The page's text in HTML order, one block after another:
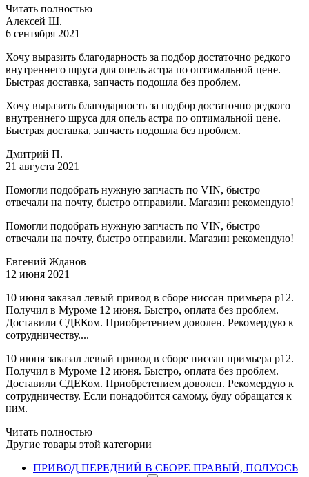
Читать полностью
Алексей Ш.
6 сентября 2021
Хочу выразить благодарность за подбор достаточно редкого
внутреннего шруса для опель астра по оптимальной цене.
Быстрая доставка, запчасть подошла без проблем.
Хочу выразить благодарность за подбор достаточно редкого
внутреннего шруса для опель астра по оптимальной цене.
Быстрая доставка, запчасть подошла без проблем.
Дмитрий П.
21 августа 2021
Помогли подобрать нужную запчасть по VIN, быстро
отвечали на почту, быстро отправили. Магазин рекомендую!
Помогли подобрать нужную запчасть по VIN, быстро
отвечали на почту, быстро отправили. Магазин рекомендую!
Евгений Жданов
12 июня 2021
10 июня заказал левый привод в сборе ниссан примьера р12.
Получил в Муроме 12 июня. Быстро, оплата без проблем.
Доставили СДЕКом. Приобретением доволен. Рекомердую к
сотрудничеству....
10 июня заказал левый привод в сборе ниссан примьера р12.
Получил в Муроме 12 июня. Быстро, оплата без проблем.
Доставили СДЕКом. Приобретением доволен. Рекомердую к
сотрудничеству. Если понадобится самому, буду обращатся к
ним.
Читать полностью
Другие товары этой категории
ПРИВОД ПЕРЕДНИЙ В СБОРЕ ПРАВЫЙ, ПОЛУОСЬ